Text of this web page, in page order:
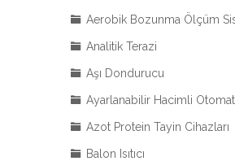
Aerobik Bozunma Ölçüm
Analitik Terazi
Aşı Dondurucu
Ayarlanabilir Hacimli
Azot Protein Tayin Cihazları
Balon Isıtıcı